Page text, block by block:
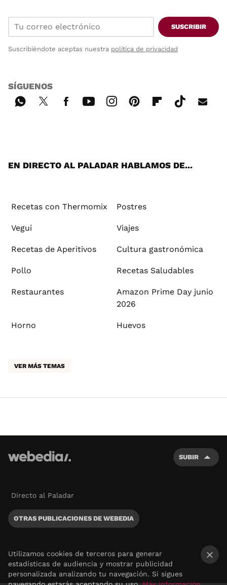
SUSCRIBIR
Suscribiéndote aceptas nuestra política de privacidad
SÍGUENOS
EN DIRECTO AL PALADAR HABLAMOS DE...
Recetas con Thermomix Postres
Vegui Viajes
Recetas de Aperitivos Cultura gastronómica
Pollo Recetas Saludables
Restaurantes
Amazon Prime Day junio
2026
Horno Huevos
VER MÁS TEMAS
SUBIR
Directo al Paladar
OTRAS PUBLICACIONES DE WEBEDIA
Utilizamos cookies de terceros para generar
estadísticas de audiencia y mostrar publicidad
personalizada analizando tu navegación. Si sigues